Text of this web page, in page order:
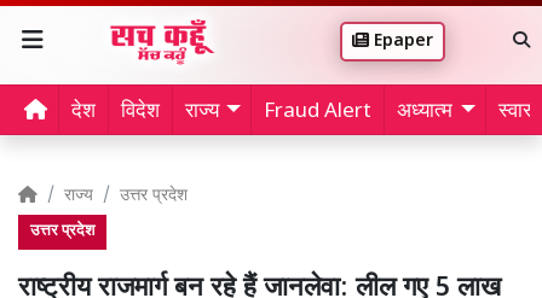
Epaper
देश विदेश राज्य Fraud Alert अध्यात्म
राज्य उत्तर प्रदेश
उत्तर प्रदेश
राष्ट्रीय राजमार्ग बन रहे हैं जानलेवा: लील गए 5 लाख